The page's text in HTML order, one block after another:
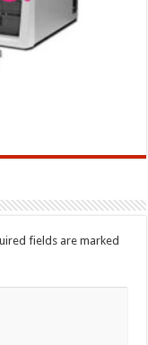
fields are marked